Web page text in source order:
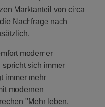
Marktanteil von circa
Nachfrage nach
moderner
spricht sich immer
immer mehr
modernen
"Mehr leben,